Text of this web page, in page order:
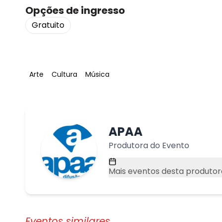
Opções de ingresso
Gratuito
Tag:
Arte Tag:
Cultura Tag:
Música
APAA
Produtora do Evento
Mais eventos desta